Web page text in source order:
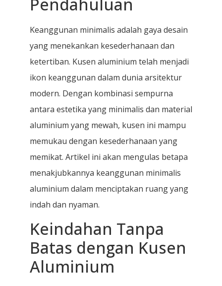
Keanggunan minimalis adalah gaya desain
yang menekankan kesederhanaan dan
ketertiban. Kusen aluminium telah menjadi
ikon keanggunan dalam dunia arsitektur
modern. Dengan kombinasi sempurna
antara estetika yang minimalis dan material
aluminium yang mewah, kusen ini mampu
memukau dengan kesederhanaan yang
memikat. Artikel ini akan mengulas betapa
menakjubkannya keanggunan minimalis
aluminium dalam menciptakan ruang yang
indah dan nyaman.
Keindahan Tanpa
Batas dengan Kusen
Aluminium